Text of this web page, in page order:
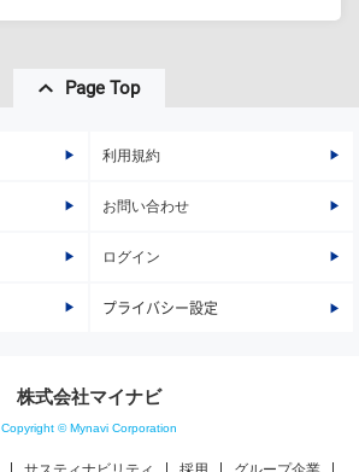
Page Top
利用規約
お問い合わせ
ログイン
プライバシー設定
株式会社マイナビ
Copyright © Mynavi Corporation